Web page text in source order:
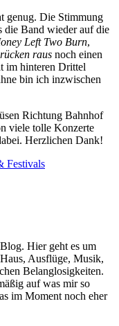
genug. Die Stimmung
die Band wieder auf die
Left Two Burn,
raus noch einen
im hinteren Drittel
bin ich inzwischen
Richtung Bahnhof
viele tolle Konzerte
Herzlichen Dank!
Festivals
Hier geht es um
Ausflüge, Musik,
Belanglosigkeiten.
auf was mir so
im Moment noch eher